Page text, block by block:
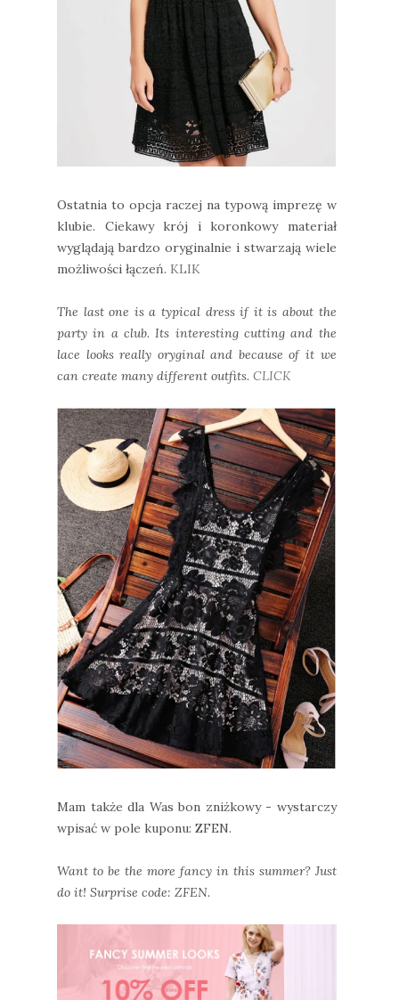
Ostatnia to opcja raczej na typową imprezę w
klubie. Ciekawy krój i koronkowy materiał
wyglądają bardzo oryginalnie i stwarzają wiele
możliwości łączeń. KLIK
The last one is a typical dress if it is about the
party in a club. Its interesting cutting and the
lace looks really oryginal and because of it we
can create many different outfits. CLICK
Mam także dla Was bon zniżkowy - wystarczy
wpisać w pole kuponu: ZFEN.
Want to be the more fancy in this summer? Just
do it! Surprise code: ZFEN.